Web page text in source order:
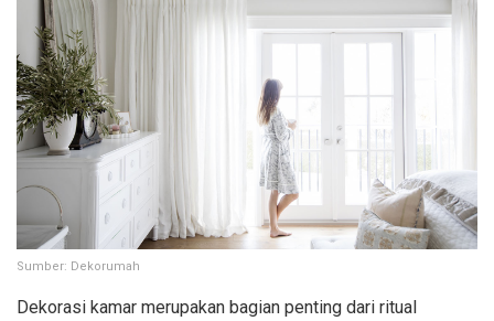
Sumber: Dekorumah
Dekorasi kamar merupakan bagian penting dari ritual